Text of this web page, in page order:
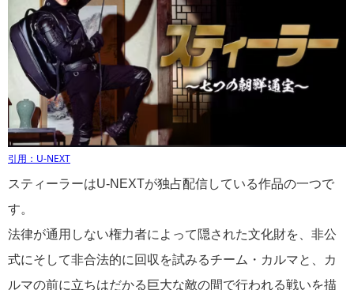
引用：U-NEXT
スティーラーはU-NEXTが独占配信している作品の一つで
す。
法律が通用しない権力者によって隠された文化財を、非公
式にそして非合法的に回収を試みるチーム・カルマと、カ
ルマの前に立ちはだかる巨大な敵の間で行われる戦いを描